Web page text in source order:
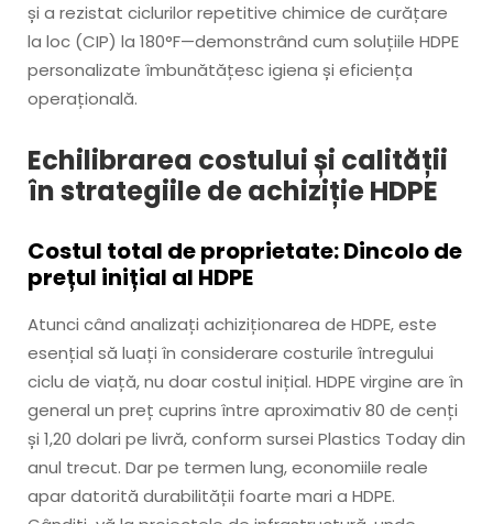
și a rezistat ciclurilor repetitive chimice de curățare
la loc (CIP) la 180°F—demonstrând cum soluțiile HDPE
personalizate îmbunătățesc igiena și eficiența
operațională.
Echilibrarea costului și calității
în strategiile de achiziție HDPE
Costul total de proprietate: Dincolo de
prețul inițial al HDPE
Atunci când analizați achiziționarea de HDPE, este
esențial să luați în considerare costurile întregului
ciclu de viață, nu doar costul inițial. HDPE virgine are în
general un preț cuprins între aproximativ 80 de cenți
și 1,20 dolari pe livră, conform sursei Plastics Today din
anul trecut. Dar pe termen lung, economiile reale
apar datorită durabilității foarte mari a HDPE.